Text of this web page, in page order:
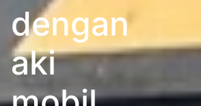
dengan
aki